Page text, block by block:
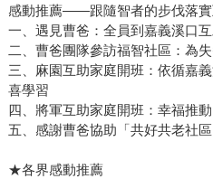
感動推薦——跟隨智者的步伐落實
一、遇見曹爸：全員到嘉義溪口
二、曹爸團隊參訪福智社區：為
三、麻園互助家庭開班：依循嘉
喜學習
四、將軍互助家庭開班：幸福推
五、感謝曹爸協助「共好共老社
★各界感動推薦